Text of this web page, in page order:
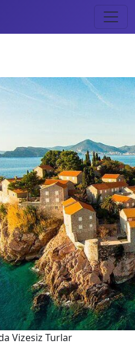
Vizesiz Turlar